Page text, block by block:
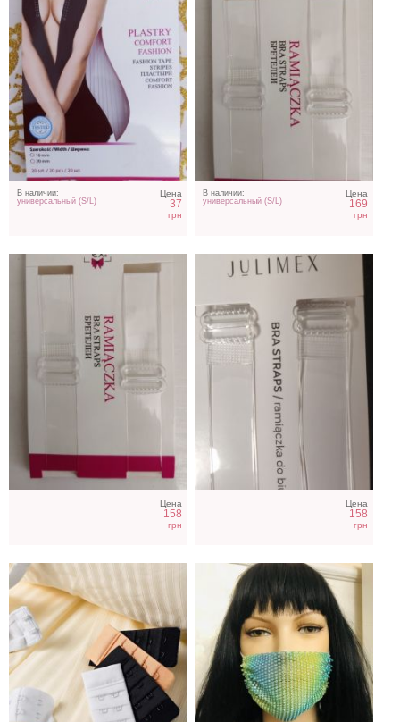
В наличии:
универсальный (S/L)
Цена
37
грн
В наличии:
универсальный (S/L)
Цена
169
грн
Силиконовые бретели
шириной 14 мм
Цена
158
грн
Прозрачные бретельки
шириной 16 мм
Цена
158
грн
Застежка-удлинитель для
Маска желтая со
стразами